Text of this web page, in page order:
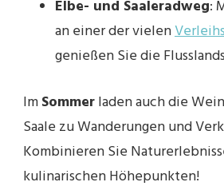
Elbe- und Saaleradweg:
an einer der vielen
genießen Sie die
ImSommerladen auch die
Saale zu Wanderungen und
Kombinieren Sie
kulinarischen Höhepunkten!